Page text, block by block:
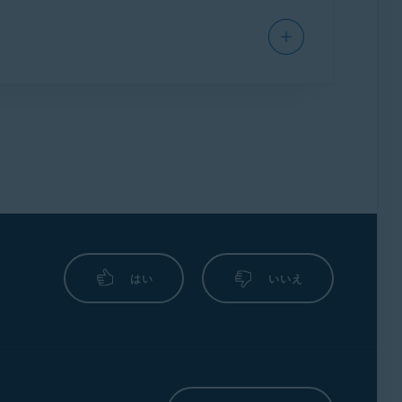
全画面で開く必要があります。アプリケ
通知が表示されます。
はい いいえ